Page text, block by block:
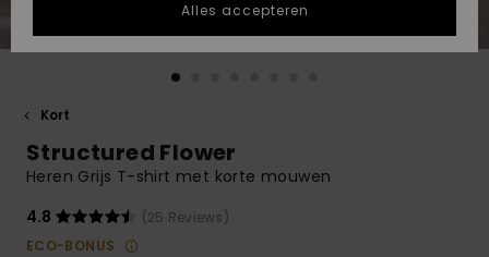
vraag te
krijgen.
antwoorden op
de meest
vragen en ons
contactformulier.
STORE LOCATOR
VERLANGLIJST
Kort
Structured Flower
Heren Grijs T-shirt met korte mouwen
4.8
(25 Reviews)
ECO-BONUS
Alles accepteren